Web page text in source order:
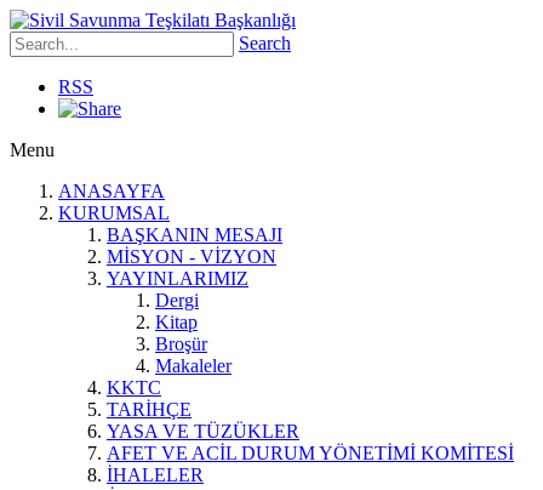
Search
RSS
Menu
ANASAYFA
KURUMSAL
BAŞKANIN MESAJI
MİSYON - VİZYON
YAYINLARIMIZ
Dergi
Kitap
Broşür
Makaleler
KKTC
TARİHÇE
YASA VE TÜZÜKLER
AFET VE ACİL DURUM YÖNETİMİ KOMİTESİ
İHALELER